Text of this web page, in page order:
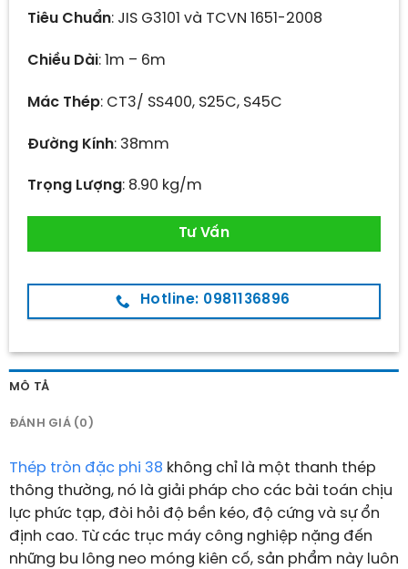
Tiêu Chuẩn: JIS G3101 và TCVN 1651-2008
Chiều Dài: 1m – 6m
Mác Thép: CT3/ SS400, S25C, S45C
Đường Kính: 38mm
Trọng Lượng: 8.90 kg/m
Tư Vấn
Hotline: 0981136896
MÔ TẢ
ĐÁNH GIÁ (0)
Thép tròn đặc phi 38 không chỉ là một thanh thép
thông thường, nó là giải pháp cho các bài toán chịu
lực phức tạp, đòi hỏi độ bền kéo, độ cứng và sự ổn
định cao. Từ các trục máy công nghiệp nặng đến
những bu lông neo móng kiên cố, sản phẩm này luôn